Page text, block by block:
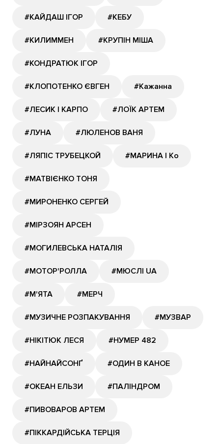
#КАЙДАШ ІГОР #КЕБУ
#КИЛИММЕН #КРУПІН МІША
#КОНДРАТЮК ІГОР
#КЛОПОТЕНКО ЄВГЕН #Кажанна
#ЛЕСИК І КАРПО #ЛОЇК АРТЕМ
#ЛУНА #ЛЮЛЕНОВ ВАНЯ
#ЛЯПІС ТРУБЕЦКОЙ #МАРИНА І Ко
#МАТВІЄНКО ТОНЯ
#МИРОНЕНКО СЕРГЕЙ
#МІРЗОЯН АРСЕН
#МОГИЛЕВСЬКА НАТАЛІЯ
#МОТОР'РОЛЛА #МЮСЛІ UA
#М'ЯТА #МЕРЧ
#МУЗИЧНЕ РОЗПАКУВАННЯ #МУЗВАР
#НІКІТЮК ЛЕСЯ #НУМЕР 482
#НАЙНАЙСОНҐ #ОДИН В КАНОЕ
#ОКЕАН ЕЛЬЗИ #ПАЛІНДРОМ
#ПИВОВАРОВ АРТЕМ
#ПІККАРДІЙСЬКА ТЕРЦІЯ